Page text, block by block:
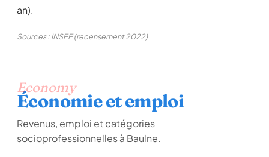
an).
Sources : INSEE (recensement 2022)
Economy
Économie et emploi
Revenus, emploi et catégories
socioprofessionnelles à Baulne.